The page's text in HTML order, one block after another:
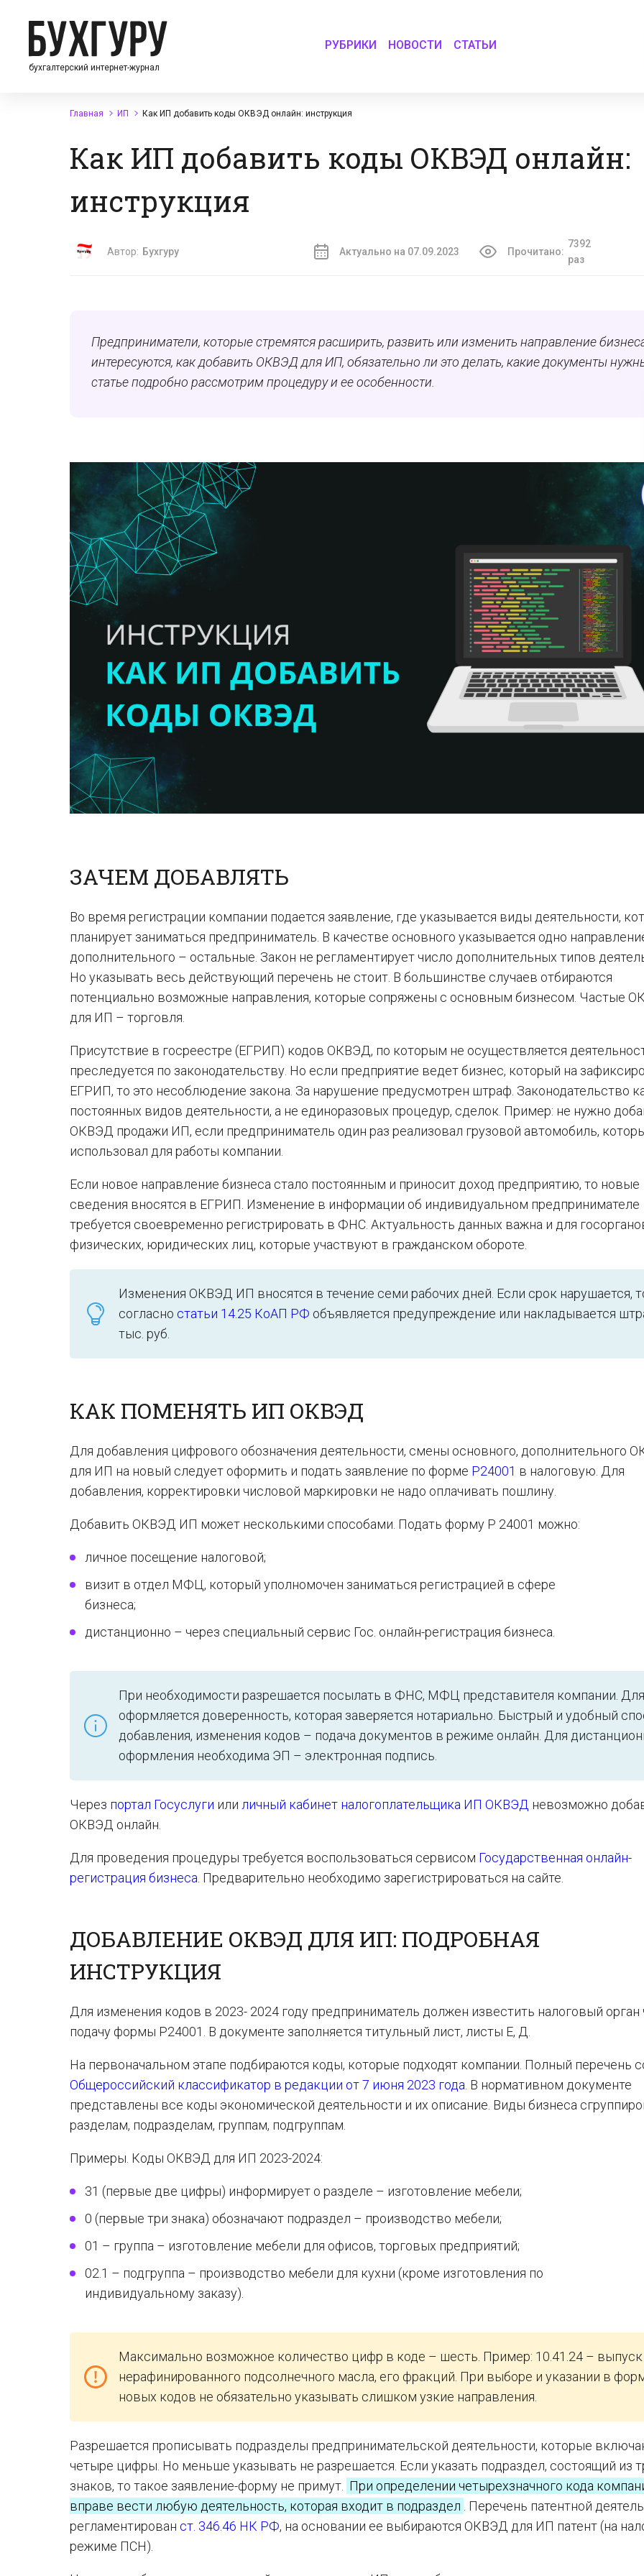
бухгалтерский интернет-журнал
РУБРИКИ НОВОСТИ СТАТЬИ
Главная ИП Как ИП добавить коды ОКВЭД онлайн: инструкция
Как ИП добавить коды ОКВЭД онлайн:
инструкция
Автор: Бухгуру Актуально на 07.09.2023 Прочитано:
7392
раз
Предприниматели, которые стремятся расширить, развить или изменить направление
интересуются, как добавить ОКВЭД для ИП, обязательно ли это делать, какие документы
статье подробно рассмотрим процедуру и ее особенности.
ЗАЧЕМ ДОБАВЛЯТЬ
Во время регистрации компании подается заявление, где указывается виды деятельности,
планирует заниматься предприниматель. В качестве основного указывается одно
дополнительного – остальные. Закон не регламентирует число дополнительных типов
Но указывать весь действующий перечень не стоит. В большинстве случаев отбираются
потенциально возможные направления, которые сопряжены с основным бизнесом. Частые
для ИП – торговля.
Присутствие в госреестре (ЕГРИП) кодов ОКВЭД, по которым не осуществляется
преследуется по законодательству. Но если предприятие ведет бизнес, который на
ЕГРИП, то это несоблюдение закона. За нарушение предусмотрен штраф. Законодательство
постоянных видов деятельности, а не единоразовых процедур, сделок. Пример: не нужно
ОКВЭД продажи ИП, если предприниматель один раз реализовал грузовой автомобиль,
использовал для работы компании.
Если новое направление бизнеса стало постоянным и приносит доход предприятию, то новые
сведения вносятся в ЕГРИП. Изменение в информации об индивидуальном предпринимателе
требуется своевременно регистрировать в ФНС. Актуальность данных важна и для
физических, юридических лиц, которые участвуют в гражданском обороте.
Изменения ОКВЭД ИП вносятся в течение семи рабочих дней. Если срок нарушается,
согласно статьи 14.25 КоАП РФ объявляется предупреждение или накладывается
тыс. руб.
КАК ПОМЕНЯТЬ ИП ОКВЭД
Для добавления цифрового обозначения деятельности, смены основного, дополнительного
для ИП на новый следует оформить и подать заявление по форме Р24001 в налоговую. Для
добавления, корректировки числовой маркировки не надо оплачивать пошлину.
Добавить ОКВЭД ИП может несколькими способами. Подать форму Р 24001 можно:
личное посещение налоговой;
визит в отдел МФЦ, который уполномочен заниматься регистрацией в сфере
бизнеса;
дистанционно – через специальный сервис Гос. онлайн-регистрация бизнеса.
При необходимости разрешается посылать в ФНС, МФЦ представителя компании. Для
оформляется доверенность, которая заверяется нотариально. Быстрый и удобный
добавления, изменения кодов – подача документов в режиме онлайн. Для
оформления необходима ЭП – электронная подпись.
Через портал Госуслуги или личный кабинет налогоплательщика ИП ОКВЭД невозможно
ОКВЭД онлайн.
Для проведения процедуры требуется воспользоваться сервисом Государственная онлайн-
регистрация бизнеса. Предварительно необходимо зарегистрироваться на сайте.
ДОБАВЛЕНИЕ ОКВЭД ДЛЯ ИП: ПОДРОБНАЯ
ИНСТРУКЦИЯ
Для изменения кодов в 2023- 2024 году предприниматель должен известить налоговый орган
подачу формы Р24001. В документе заполняется титульный лист, листы E, Д.
На первоначальном этапе подбираются коды, которые подходят компании. Полный перечень
Общероссийский классификатор в редакции от 7 июня 2023 года. В нормативном документе
представлены все коды экономической деятельности и их описание. Виды бизнеса
разделам, подразделам, группам, подгруппам.
Примеры. Коды ОКВЭД для ИП 2023-2024:
31 (первые две цифры) информирует о разделе – изготовление мебели;
0 (первые три знака) обозначают подраздел – производство мебели;
01 – группа – изготовление мебели для офисов, торговых предприятий;
02.1 – подгруппа – производство мебели для кухни (кроме изготовления по
индивидуальному заказу).
Максимально возможное количество цифр в коде – шесть. Пример: 10.41.24 – выпуск
нерафинированного подсолнечного масла, его фракций. При выборе и указании в
новых кодов не обязательно указывать слишком узкие направления.
Разрешается прописывать подразделы предпринимательской деятельности, которые
четыре цифры. Но меньше указывать не разрешается. Если указать подраздел, состоящий из
знаков, то такое заявление-форму не примут. При определении четырехзначного кода
вправе вести любую деятельность, которая входит в подраздел . Перечень патентной
регламентирован ст. 346.46 НК РФ, на основании ее выбираются ОКВЭД для ИП патент (на
режиме ПСН).